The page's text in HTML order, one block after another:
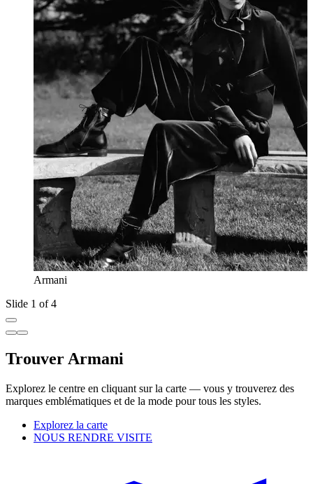
Armani
Slide 1 of 4
Trouver Armani
Explorez le centre en cliquant sur la carte — vous y trouverez des
marques emblématiques et de la mode pour tous les styles.
Explorez la carte
NOUS RENDRE VISITE